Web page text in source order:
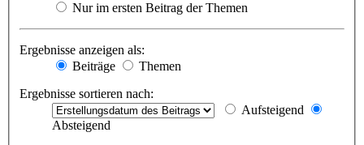
Nur im ersten Beitrag der Themen
Ergebnisse anzeigen als:
Beiträge
Themen
Ergebnisse sortieren nach:
Aufsteigend
Absteigend